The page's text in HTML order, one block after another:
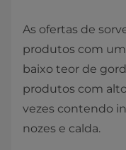
As ofertas de
produtos com
baixo teor de
produtos com
vezes contendo
nozes e calda.